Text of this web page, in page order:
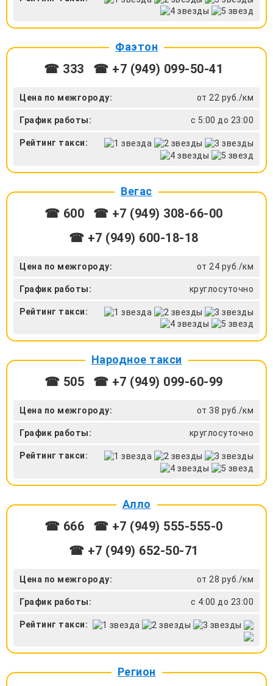
Фаэтон
☎ 333 ☎ +7 (949) 099-50-41
Цена по межгороду: от 22 руб./км
График работы: с 5:00 до 23:00
Рейтинг такси:
Вегас
☎ 600
☎ +7 (949) 308-66-00
☎ +7 (949) 600-18-18
Цена по межгороду: от 24 руб./км
График работы: круглосуточно
Рейтинг такси:
Народное такси
☎ 505 ☎ +7 (949) 099-60-99
Цена по межгороду: от 38 руб./км
График работы: круглосуточно
Рейтинг такси:
Алло
☎ 666
☎ +7 (949) 555-555-0
☎ +7 (949) 652-50-71
Цена по межгороду: от 28 руб./км
График работы: с 4:00 до 23:00
Рейтинг такси:
Регион